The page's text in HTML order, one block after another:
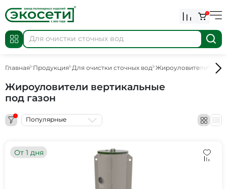
0
Главная Продукция Для очистки сточных вод Жироуловители
Жироуловители вертикальные
под газон
1 Популярные
От 1 дня